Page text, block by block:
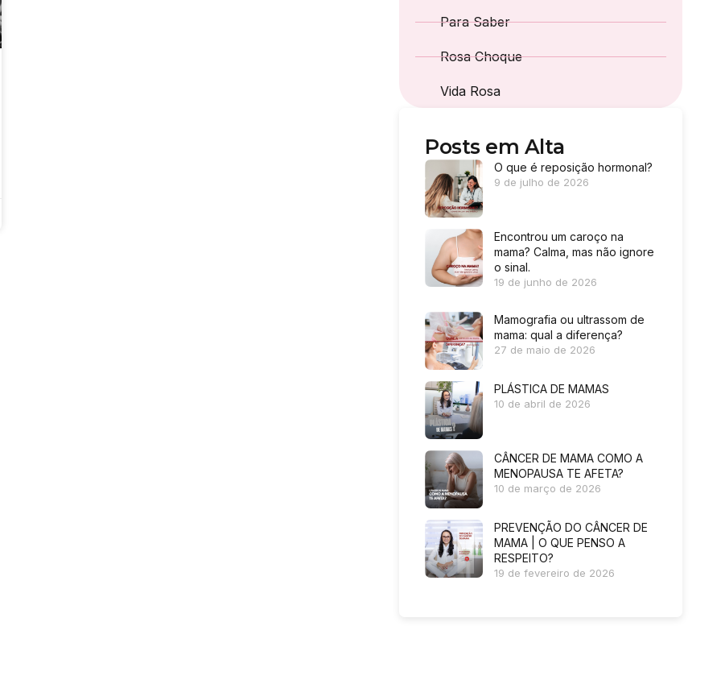
Para Saber
Rosa Choque
Vida Rosa
Posts em Alta
O que é reposição hormonal?
9 de julho de 2026
Encontrou um caroço na
mama? Calma, mas não ignore
o sinal.
19 de junho de 2026
Mamografia ou ultrassom de
mama: qual a diferença?
27 de maio de 2026
PLÁSTICA DE MAMAS
10 de abril de 2026
CÂNCER DE MAMA COMO A
MENOPAUSA TE AFETA?
10 de março de 2026
PREVENÇÃO DO CÂNCER DE
MAMA | O QUE PENSO A
RESPEITO?
19 de fevereiro de 2026